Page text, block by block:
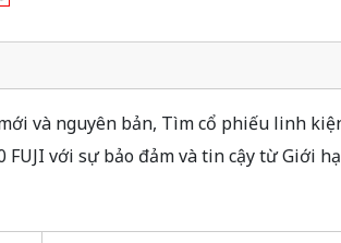
và nguyên bản, Tìm cổ phiếu linh
với sự bảo đảm và tin cậy từ Giới